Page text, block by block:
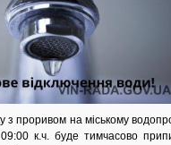
з проривом на міському
к.ч. буде тимчасово